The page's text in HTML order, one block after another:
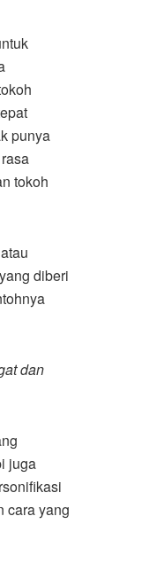
punya
tokoh
diberi
dan
juga
cara yang